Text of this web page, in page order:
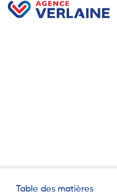
Table des matières